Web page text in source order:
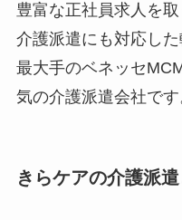
豊富な正社員求人を
介護派遣にも対応し
最大手のベネッセ
気の介護派遣会社です
きらケアの介護派